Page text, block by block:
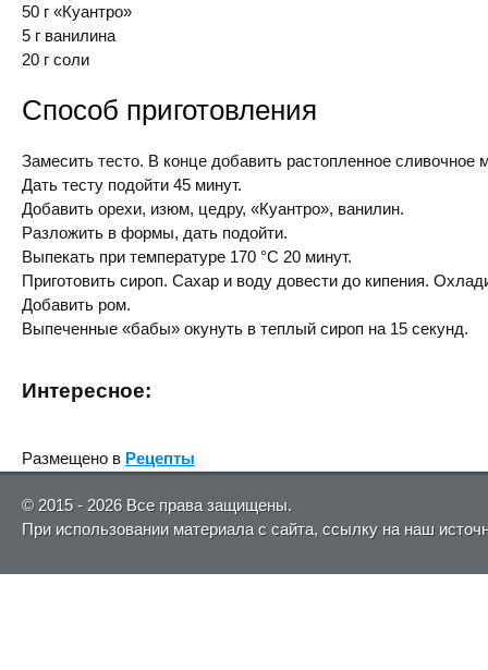
50 г «Куантро»
5 г ванилина
20 г соли
Способ приготовления
Замесить тесто. В конце добавить растопленное сливочное
Дать тесту подойти 45 минут.
Добавить орехи, изюм, цедру, «Куантро», ванилин.
Разложить в формы, дать подойти.
Выпекать при температуре 170 °С 20 минут.
Приготовить сироп. Сахар и воду довести до кипения.
Добавить ром.
Выпеченные «бабы» окунуть в теплый сироп на 15 секунд.
Интересное:
Размещено в Рецепты
© 2015 - 2026 Все права защищены.
При использовании материала с сайта, ссылку на наш